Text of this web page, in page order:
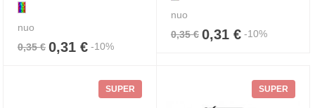
nuo
0,35 € 0,31 € -10%
nuo
0,35 € 0,31 € -10%
SUPER SUPER